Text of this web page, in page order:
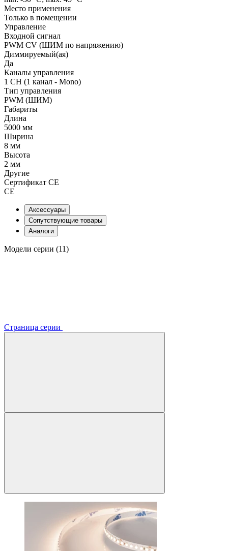
Место применения
Только в помещении
Управление
Входной сигнал
PWM СV (ШИМ по напряжению)
Диммируемый(ая)
Да
Каналы управления
1 CH (1 канал - Mono)
Тип управления
PWM (ШИМ)
Габариты
Длина
5000 мм
Ширина
8 мм
Высота
2 мм
Другие
Сертификат CE
CE
Аксессуары
Сопутствующие товары
Аналоги
Модели серии (11)
Страница серии